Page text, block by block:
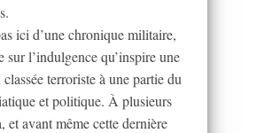
ici d’une chronique militaire,
sur l’indulgence qu’inspire une
terroriste à une partie du
et politique. À plusieurs
et avant même cette dernière